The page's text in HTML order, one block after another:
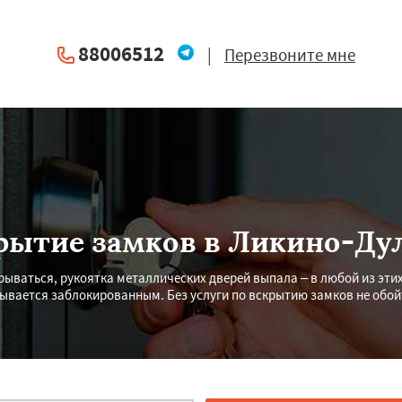
88006512 | Перезвоните мне
замков в Ликино-
рукоятка металлических дверей выпала – в любой из
заблокированным. Без услуги по вскрытию замков не